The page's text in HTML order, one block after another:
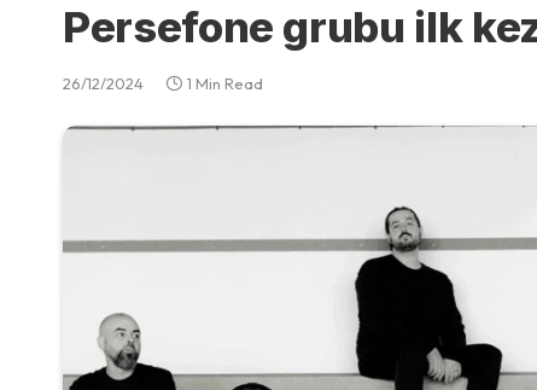
Persefone grubu ilk
26/12/2024 1 Min Read